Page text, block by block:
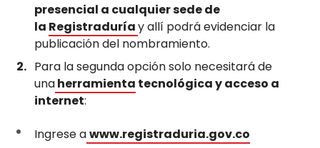
presencial a cualquier sede de
la Registraduríay allí podrá evidenciar la
publicación del nombramiento.
Para la segunda opción solo necesitará de
unaherramienta tecnológica y acceso a
internet:
Ingrese awww.registraduria.gov.co